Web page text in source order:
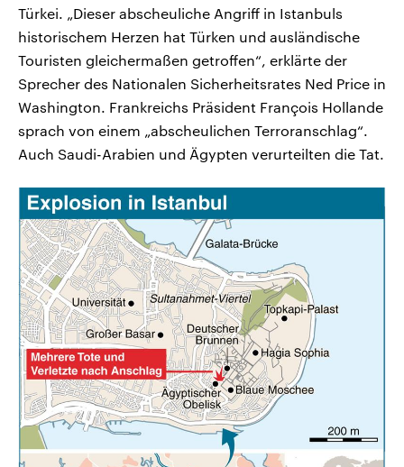
Türkei. „Dieser abscheuliche Angriff in Istanbuls
historischem Herzen hat Türken und ausländische
Touristen gleichermaßen getroffen“, erklärte der
Sprecher des Nationalen Sicherheitsrates Ned Price in
Washington. Frankreichs Präsident François Hollande
sprach von einem „abscheulichen Terroranschlag“.
Auch Saudi-Arabien und Ägypten verurteilten die Tat.